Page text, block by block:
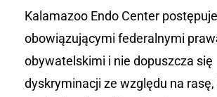
Kalamazoo Endo Center
obowiązującymi federalnymi
obywatelskimi i nie dopuszcza się
dyskryminacji ze względu na rasę,